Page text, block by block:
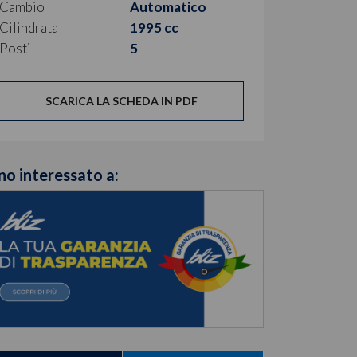
Cambio
Automatico
Cilindrata
1995 cc
Posti
5
SCARICA LA SCHEDA IN PDF
interessato a: